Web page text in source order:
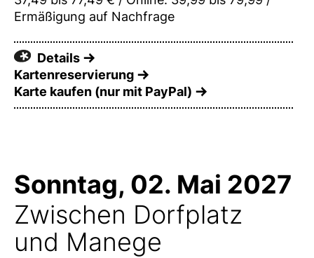
Ermäßigung auf Nachfrage
Details
Kartenreservierung
Karte kaufen (nur mit PayPal)
Sonntag, 02. Mai 2027
Zwischen Dorfplatz
und Manege